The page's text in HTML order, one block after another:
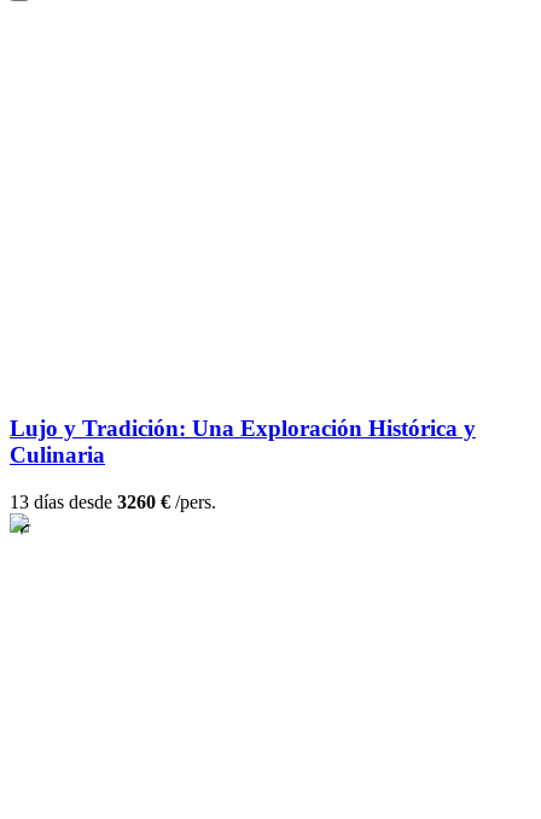
Lujo y Tradición: Una Exploración Histórica y
Culinaria
13 días desde 3260 € /pers.